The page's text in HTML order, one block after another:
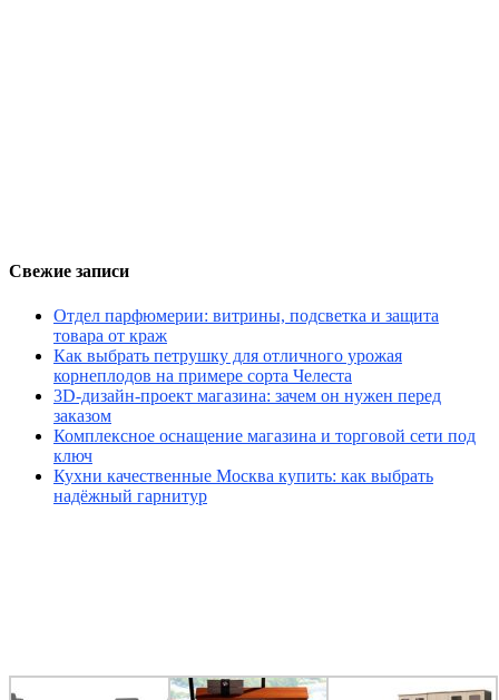
Свежие записи
Отдел парфюмерии: витрины, подсветка и защита
товара от краж
Как выбрать петрушку для отличного урожая
корнеплодов на примере сорта Челеста
3D-дизайн-проект магазина: зачем он нужен перед
заказом
Комплексное оснащение магазина и торговой сети под
ключ
Кухни качественные Москва купить: как выбрать
надёжный гарнитур